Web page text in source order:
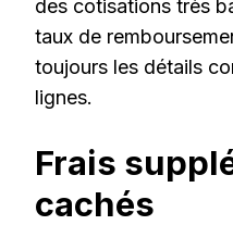
des cotisations très
taux de
toujours les détails
lignes.
Frais
cachés